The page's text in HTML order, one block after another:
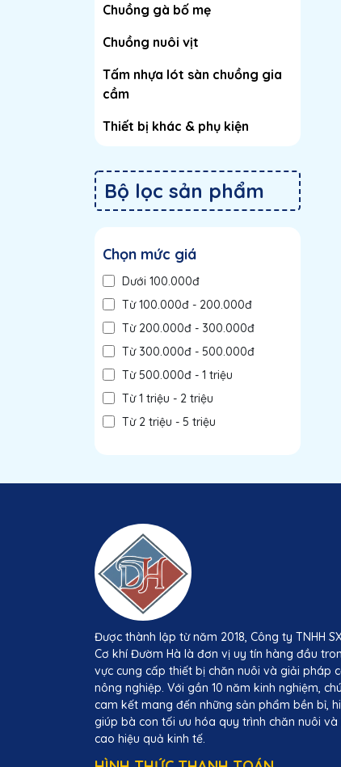
Chuồng gà bố mẹ
Chuồng nuôi vịt
Tấm nhựa lót sàn chuồng gia
cầm
Thiết bị khác & phụ kiện
Bộ lọc sản phẩm
Chọn mức giá
Dưới 100.000đ
Từ 100.000đ - 200.000đ
Từ 200.000đ - 300.000đ
Từ 300.000đ - 500.000đ
Từ 500.000đ - 1 triệu
Từ 1 triệu - 2 triệu
Từ 2 triệu - 5 triệu
Được thành lập từ năm 2018, Công ty TNHH
Cơ khí Đườm Hà là đơn vị uy tín hàng đầu
vực cung cấp thiết bị chăn nuôi và giải pháp
nông nghiệp. Với gần 10 năm kinh nghiệm,
cam kết mang đến những sản phẩm bền bỉ,
giúp bà con tối ưu hóa quy trình chăn nuôi và
cao hiệu quả kinh tế.